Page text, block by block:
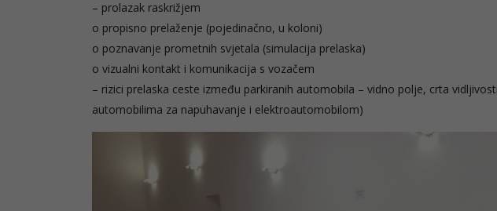
– prolazak raskrižjem
o propisno prelaženje (pojedinačno, u koloni)
o poznavanje prometnih svjetala (simulacija prelaska)
o vizualni kontakt i komunikacija s vozačem
– rizici prelaska ceste između parkiranih automobila – vidno polje, crta
automobilima za napuhavanje i elektroautomobilom)